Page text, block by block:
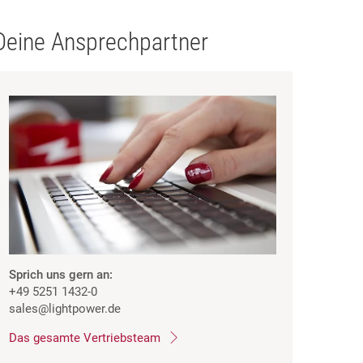
Ansprechpartner
Sprich uns gern an:
+49 5251 1432-0
sales@lightpower.de
Das gesamte Vertriebsteam